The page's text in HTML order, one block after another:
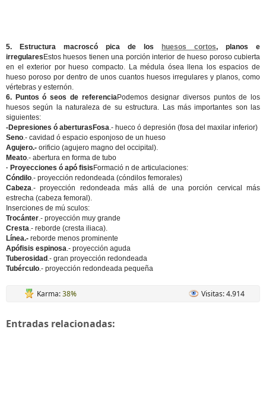
5. Estructura macroscó pica de los huesos cortos, planos e
irregulares Estos huesos tienen una porción interior de hueso poroso cubierta
en el exterior por hueso compacto. La médula ósea llena los espacios de
hueso poroso por dentro de unos cuantos huesos irregulares y planos, como
vértebras y esternón.
6. Puntos ó seos de referenciaPodemos designar diversos puntos de los
huesos según la naturaleza de su estructura. Las más importantes son las
siguientes:
-Depresiones ó aberturas Fosa.- hueco ó depresión (fosa del maxilar inferior)
Seno.- cavidad ó espacio esponjoso de un hueso
Agujero.- orificio (agujero magno del occipital).
Meato.- abertura en forma de tubo
· Proyecciones ó apó fisis Formació n de articulaciones:
Cóndilo.- proyección redondeada (cóndilos femorales)
Cabeza.- proyección redondeada más allá de una porción cervical más
estrecha (cabeza femoral).
Inserciones de mú sculos:
Trocánter.- proyección muy grande
Cresta.- reborde (cresta iliaca).
Línea.- reborde menos prominente
Apófisis espinosa.- proyección aguda
Tuberosidad .- gran proyección redondeada
Tubérculo.- proyección redondeada pequeña
Karma:38% Visitas: 4.914
Entradas relacionadas: